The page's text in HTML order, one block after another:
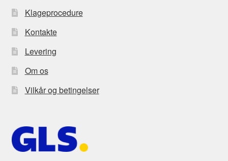
Klageprocedure
Kontakte
Levering
Om os
Vilkår og betingelser